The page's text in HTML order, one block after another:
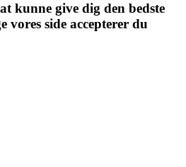
kunne give dig den bedste
vores side accepterer du